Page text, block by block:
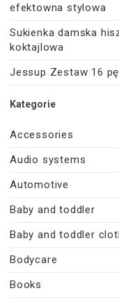
efektowna stylowa
Sukienka damska
koktajlowa
Jessup Zestaw 16
Kategorie
Accessories
Audio systems
Automotive
Baby and toddler
Baby and toddler
Bodycare
Books